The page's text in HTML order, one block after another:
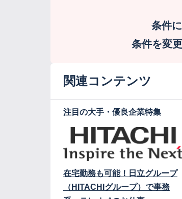
条件
条件を変
関連コンテンツ
注目の大手・優良企業特集
在宅勤務も可能！日立グループ
（HITACHIグループ）で事務